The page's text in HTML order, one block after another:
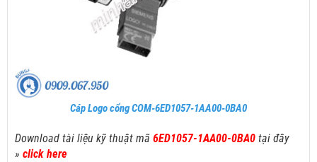
Cáp Logo cổng COM-6ED1057-1AA00-0BA0
Download tài liệu kỹ thuật mã 6ED1057-1AA00-0BA0 tại đây
» click here